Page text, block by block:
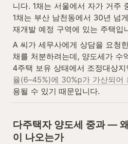
니다. 1채는 서울에서 자가 거주
1채는 부산 남천동에서 30년 넘
재개발 예정 구역에 있는 주택입
A 씨가 세무사에게 상담을 요청
채를 처분하려는데, 양도세가 수
4주택 보유 상태에서 조정대상
율(6–45%)에 30%p가 가산되어
용될 수 있기 때문입니다.
다주택자 양도세 중과 —
이 나오는가